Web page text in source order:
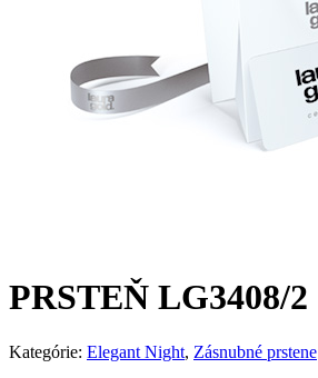
PRSTEŇ LG3408/2
Kategórie: Elegant Night, Zásnubné prstene